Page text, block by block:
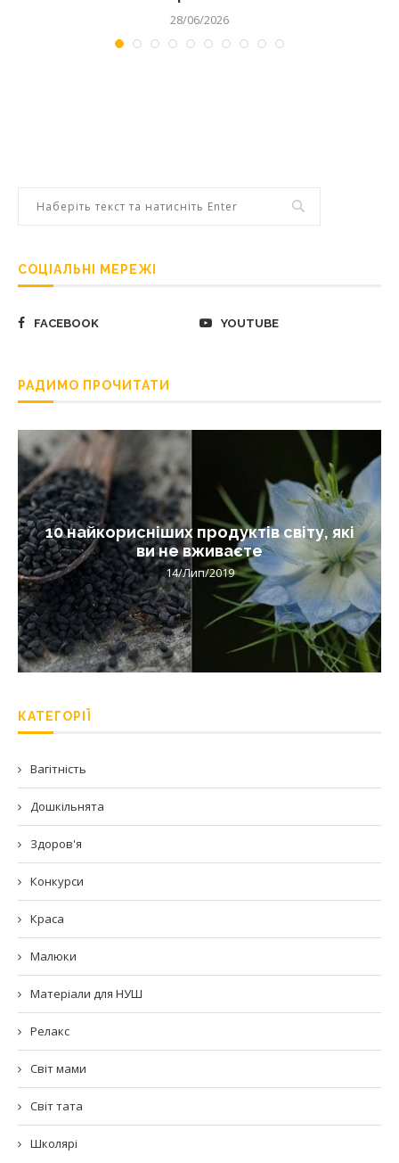
28/06/2026
СОЦІАЛЬНІ МЕРЕЖІ
FACEBOOK YOUTUBE
РАДИМО ПРОЧИТАТИ
10 найкорисніших продуктів світу, які
ви не вживаєте
14/Лип/2019
КАТЕГОРІЇ
Вагітність
Дошкільнята
Здоров'я
Конкурси
Краса
Малюки
Матеріали для НУШ
Релакс
Світ мами
Світ тата
Школярі